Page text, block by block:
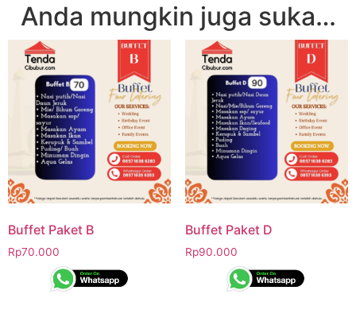
Anda mungkin juga suka…
Buffet Paket B
Rp70.000
Buffet Paket D
Rp90.000